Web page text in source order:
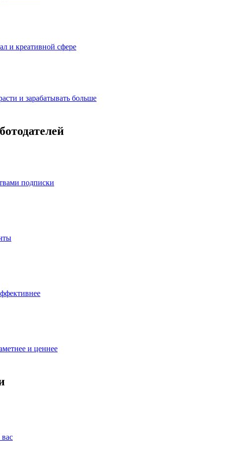
и креативной сфере
и зарабатывать больше
подписки
и ценнее